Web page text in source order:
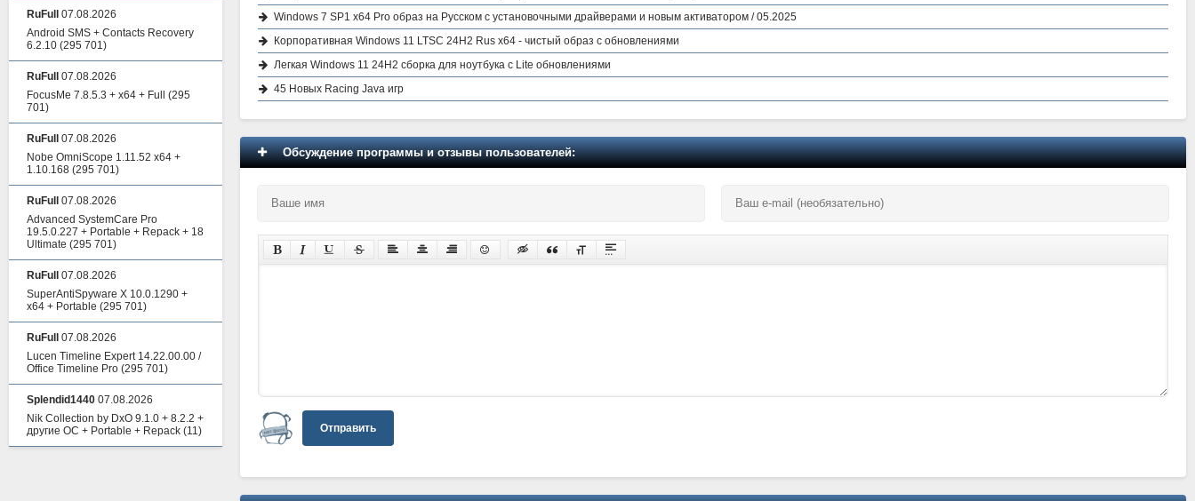
Windows 7 SP1 x64 Pro образ на Русском с установочными драйверами и новым активатором / 05.2025
Корпоративная Windows 11 LTSC 24H2 Rus x64 - чистый образ с обновлениями
Легкая Windows 11 24H2 сборка для ноутбука с Lite обновлениями
45 Новых Racing Java игр
Обсуждение программы и отзывы пользователей:
Отправить
RuFull
07.08.2026
Android SMS + Contacts Recovery
6.2.10 (295 701)
RuFull
07.08.2026
FocusMe 7.8.5.3 + x64 + Full
(295
701)
RuFull
07.08.2026
Nobe OmniScope 1.11.52 x64 +
1.10.168 (295 701)
RuFull
07.08.2026
Advanced SystemCare Pro
19.5.0.227 + Portable + Repack + 18
Ultimate (295 701)
RuFull
07.08.2026
SuperAntiSpyware X 10.0.1290 +
x64 + Portable (295 701)
RuFull
07.08.2026
Lucen Timeline Expert 14.22.00.00 /
Office Timeline Pro (295 701)
Splendid1440 07.08.2026
Nik Collection by DxO 9.1.0 + 8.2.2 +
другие ОС + Portable + Repack (11)